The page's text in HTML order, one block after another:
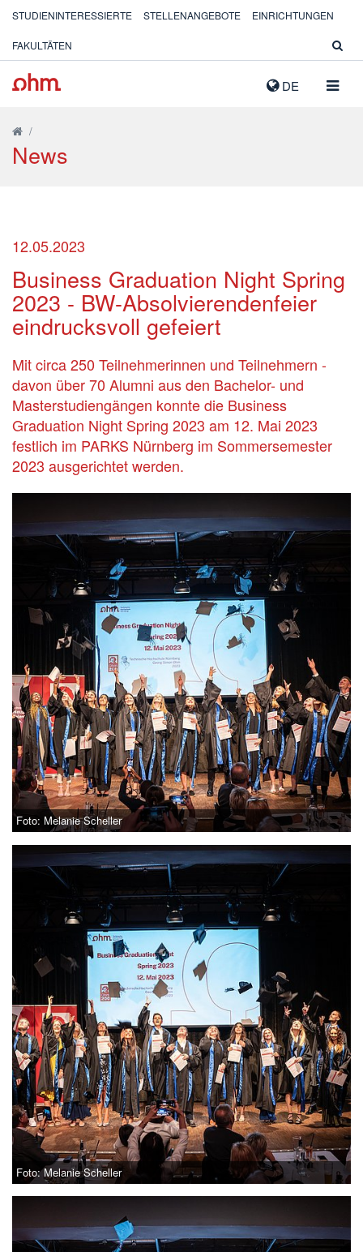
DE
STUDIENINTERESSIERTE STELLENANGEBOTE EINRICHTUNGEN
FAKULTÄTEN
/
News
12.05.2023
Business Graduation Night Spring
2023 - BW-Absolvierendenfeier
eindrucksvoll gefeiert
Mit circa 250 Teilnehmerinnen und Teilnehmern -
davon über 70 Alumni aus den Bachelor- und
Masterstudiengängen konnte die Business
Graduation Night Spring 2023 am 12. Mai 2023
festlich im PARKS Nürnberg im Sommersemester
2023 ausgerichtet werden.
Foto: Melanie Scheller
Foto: Melanie Scheller